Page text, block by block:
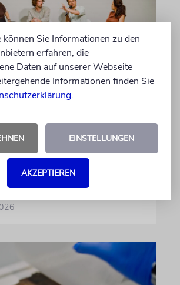
von NS-Dokuzentrum
dem Ersten Weltkrieg wirkten
Sie Informationen zu den
erfahren, die
Daten auf unserer Webseite
Informationen finden Sie
.
EINSTELLUNGEN
AKZEPTIEREN